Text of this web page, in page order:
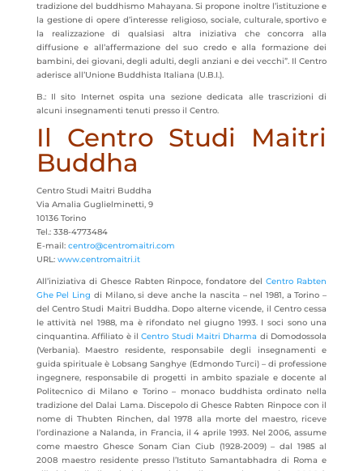
tradizione del buddhismo Mahayana. Si propone inoltre l’istituzione e
la gestione di opere d’interesse religioso, sociale, culturale, sportivo e
la realizzazione di qualsiasi altra iniziativa che concorra alla
diffusione e all’affermazione del suo credo e alla formazione dei
bambini, dei giovani, degli adulti, degli anziani e dei vecchi”. Il Centro
aderisce all’Unione Buddhista Italiana (U.B.I.).
B.: Il sito Internet ospita una sezione dedicata alle trascrizioni di
alcuni insegnamenti tenuti presso il Centro.
Il Centro Studi Maitri
Buddha
Centro Studi Maitri Buddha
Via Amalia Guglielminetti, 9
10136 Torino
Tel.: 338-4773484
E-mail: centro@centromaitri.com
URL: www.centromaitri.it
All’iniziativa di Ghesce Rabten Rinpoce, fondatore del Centro Rabten
Ghe Pel Ling di Milano, si deve anche la nascita – nel 1981, a Torino –
del Centro Studi Maitri Buddha. Dopo alterne vicende, il Centro cessa
le attività nel 1988, ma è rifondato nel giugno 1993. I soci sono una
cinquantina. Affiliato è ilCentro Studi Maitri Dharma di Domodossola
(Verbania). Maestro residente, responsabile degli insegnamenti e
guida spirituale è Lobsang Sanghye (Edmondo Turci) – di professione
ingegnere, responsabile di progetti in ambito spaziale e docente al
Politecnico di Milano e Torino – monaco buddhista ordinato nella
tradizione del Dalai Lama. Discepolo di Ghesce Rabten Rinpoce con il
nome di Thubten Rinchen, dal 1978 alla morte del maestro, riceve
l’ordinazione a Nalanda, in Francia, il 4 aprile 1993. Nel 2006, assume
come maestro Ghesce Sonam Cian Ciub (1928-2009) – dal 1985 al
2008 maestro residente presso l’Istituto Samantabhadra di Roma e